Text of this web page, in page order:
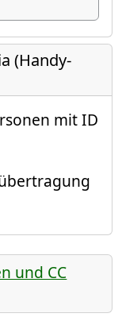
(Handy-
mit ID
und CC